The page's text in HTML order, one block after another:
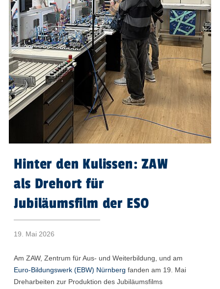
Hinter den Kulissen: ZAW
als Drehort für
Jubiläumsfilm der ESO
19. Mai 2026
Am ZAW, Zentrum für Aus- und Weiterbildung, und am
Euro-Bildungswerk (EBW) Nürnberg fanden am 19. Mai
Dreharbeiten zur Produktion des Jubiläumsfilms